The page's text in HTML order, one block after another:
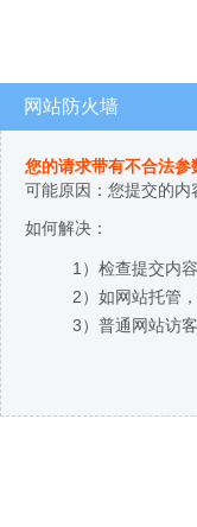
网站防火墙
您的请求带有不合法参
可能原因：您提交的
如何解决：
1）检查提交内容
2）如网站托管
3）普通网站访